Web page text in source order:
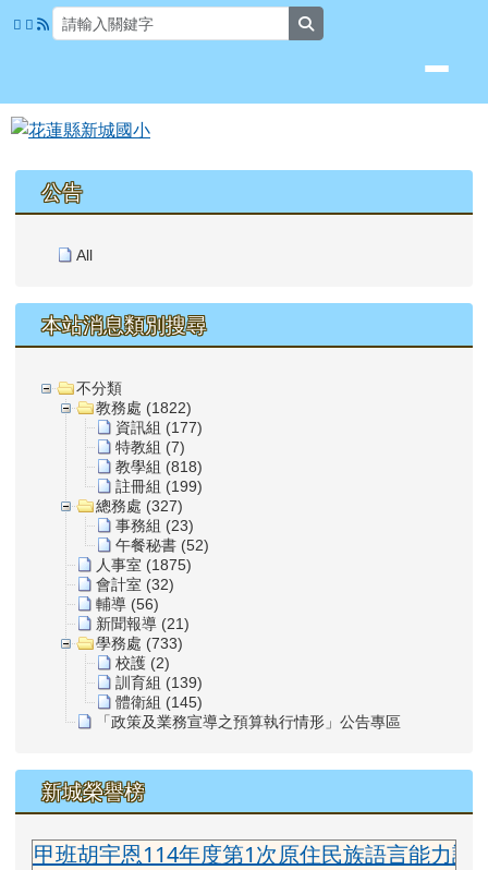
跳至主內容區
花蓮縣新城國小
上中區域內容
公告
All
本站消息類別搜尋
不分類
教務處 (1822)
資訊組 (177)
特教組 (7)
教學組 (818)
註冊組 (199)
總務處 (327)
事務組 (23)
午餐秘書 (52)
人事室 (1875)
會計室 (32)
輔導 (56)
新聞報導 (21)
學務處 (733)
校護 (2)
訓育組 (139)
體衛組 (145)
「政策及業務宣導之預算執行情形」公告專區
新城榮譽榜
班胡宇恩114年度第1次原住民族語言能力認證
頁尾區域